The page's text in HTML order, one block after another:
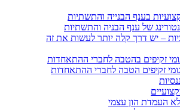
בענף הבנייה והתשתיות
של ענף הבניה והתשתיות
– יש דרך קלה יותר לעשות את זה
זקיפים בהטבה לחברי ההתאחדות
זקיפים הטבה לחברי ההתאחדות
העמדת הון עצמי